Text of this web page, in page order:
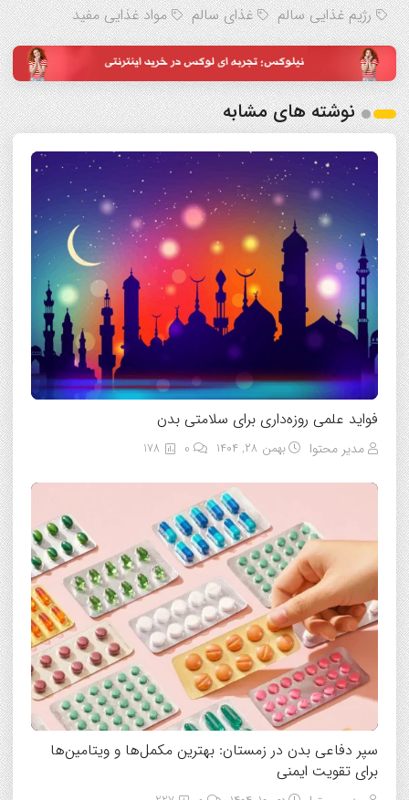
رژیم غذایی سالم
غذای سالم مواد غذایی مفید
نوشته های مشابه
فواید علمی روزه‌داری برای سلامتی بدن
مدیر محتوا بهمن ۲۸, ۱۴۰۴ 178
سپر دفاعی بدن در زمستان: بهترین مکمل‌ها و ویتامین‌ها
برای تقویت ایمنی